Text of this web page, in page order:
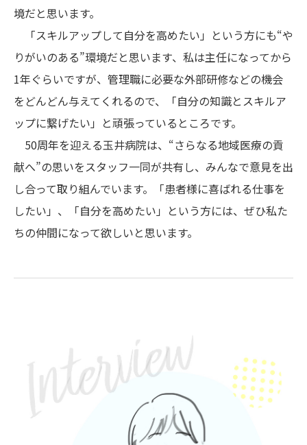
境だと思います。
「スキルアップして自分を高めたい」という方にも“や
りがいのある”環境だと思います、私は主任になってから
1年ぐらいですが、管理職に必要な外部研修などの機会
をどんどん与えてくれるので、「自分の知識とスキルア
ップに繋げたい」と頑張っているところです。
50周年を迎える玉井病院は、“さらなる地域医療の貢
献へ”の思いをスタッフ一同が共有し、みんなで意見を出
し合って取り組んでいます。「患者様に喜ばれる仕事を
したい」、「自分を高めたい」という方には、ぜひ私た
ちの仲間になって欲しいと思います。